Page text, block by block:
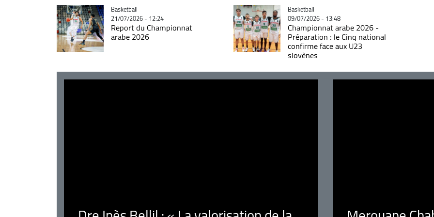
Catégorie
Basketball
21/07/2026 - 12:24
Report du Championnat
arabe 2026
Catégorie
Basketball
09/07/2026 - 13:48
Championnat arabe 2026 -
Préparation : le Cinq national
confirme face aux U23
slovènes